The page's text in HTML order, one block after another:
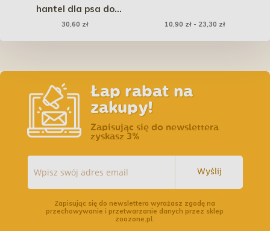
hantel dla psa do
aportowania ETPU 20
cm
30,60 zł 10,90 zł - 23,30 zł
Łap rabat na
zakupy!
Zapisując się do newslettera
zyskasz 3%
Wyślij
Zapisując się do newslettera wyrażasz zgodę na
przechowywanie i przetwarzanie danych przez sklep
zoozone.pl.